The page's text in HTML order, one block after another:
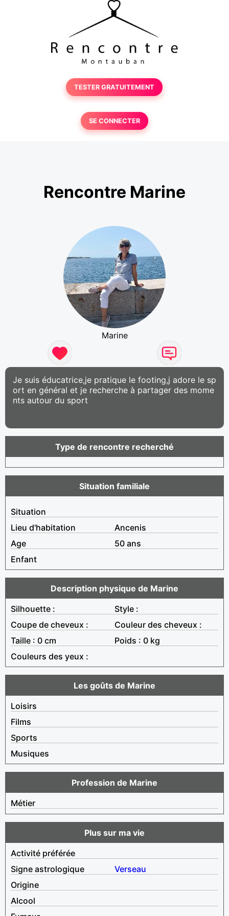
TESTER GRATUITEMENT
SE CONNECTER
Rencontre Marine
Marine
Je suis éducatrice,je pratique le footing,j adore le sp
ort en général et je recherche à partager des mome
nts autour du sport
Type de rencontre recherché
Situation familiale
Situation
Lieu d'habitation
Ancenis
Age
50 ans
Enfant
Description physique de Marine
Silhouette :
Style :
Coupe de cheveux :
Couleur des cheveux :
Taille : 0 cm
Poids : 0 kg
Couleurs des yeux :
Les goûts de Marine
Loisirs
Films
Sports
Musiques
Profession de Marine
Métier
Plus sur ma vie
Activité préférée
Signe astrologique
Verseau
Origine
Alcool